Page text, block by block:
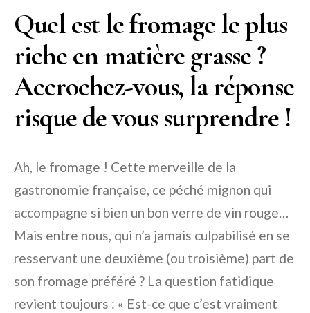
Quel est le fromage le plus
riche en matière grasse ?
Accrochez-vous, la réponse
risque de vous surprendre !
Ah, le fromage ! Cette merveille de la
gastronomie française, ce péché mignon qui
accompagne si bien un bon verre de vin rouge…
Mais entre nous, qui n’a jamais culpabilisé en se
resservant une deuxième (ou troisième) part de
son fromage préféré ? La question fatidique
revient toujours : « Est-ce que c’est vraiment